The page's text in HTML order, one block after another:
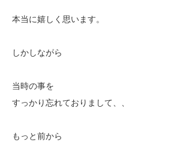
本当に嬉しく思います。
しかしながら
当時の事を
すっかり忘れておりまして、、
もっと前から